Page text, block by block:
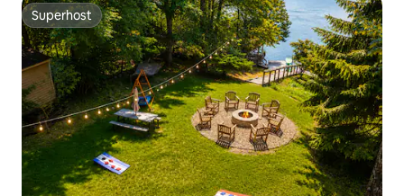
Superhost
Superhost